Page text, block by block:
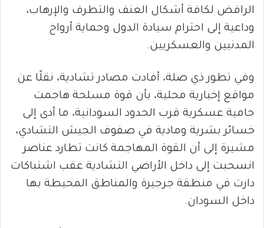
الرافض لكافة أشكال العنف والتطرف والإرهاب،
وداعية إلى احترام سيادة الدول وحماية أرواح
المدنيين والعسكريين.
وفي تطور ذي صلة، أفادت مصادر تشادية، نقلًا عن
مواقع إخبارية محلية، بأن قوة مسلحة هاجمت
حامية عسكرية قرب الحدود السودانية، ما أدى إلى
خسائر بشرية ومادية في صفوف الجيش التشادي،
مشيرة إلى أن القوة المهاجمة كانت تطارد عناصر
انسحبت إلى داخل الأراضي التشادية عقب اشتباكات
دارت في منطقة جرجيرة والمناطق المحيطة بها
داخل السودان.